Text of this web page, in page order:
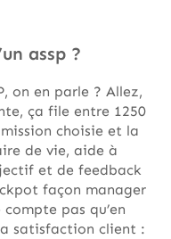
assp ?
on en parle ? Allez,
ça file entre 1250
choisie et la
de vie, aide à
et de feedback
façon manager
pas qu’en
satisfaction client :